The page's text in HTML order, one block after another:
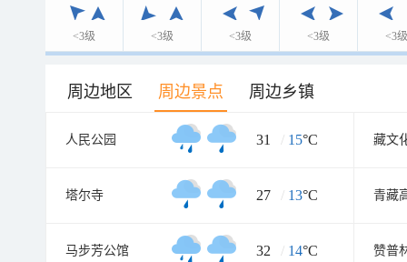
<3级 <3级 <3级 <3级 <3级
周边地区 周边景点 周边乡镇
人民公园 31 / 15°C 藏文
塔尔寺 27 / 13°C
马步芳公馆 32 / 14°C 赞普